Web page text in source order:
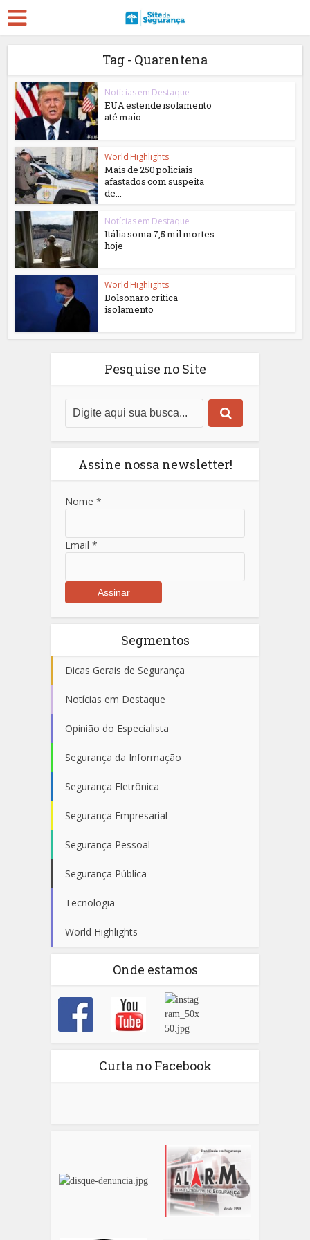
Tag - Quarentena
Notícias em Destaque
EUA estende isolamento
até maio
World Highlights
Mais de 250 policiais
afastados com suspeita
de...
Notícias em Destaque
Itália soma 7,5 mil mortes
hoje
World Highlights
Bolsonaro critica
isolamento
Pesquise no Site
Assine nossa newsletter!
Nome *
Email *
Segmentos
Dicas Gerais de Segurança
Notícias em Destaque
Opinião do Especialista
Segurança da Informação
Segurança Eletrônica
Segurança Empresarial
Segurança Pessoal
Segurança Pública
Tecnologia
World Highlights
Onde estamos
Curta no Facebook